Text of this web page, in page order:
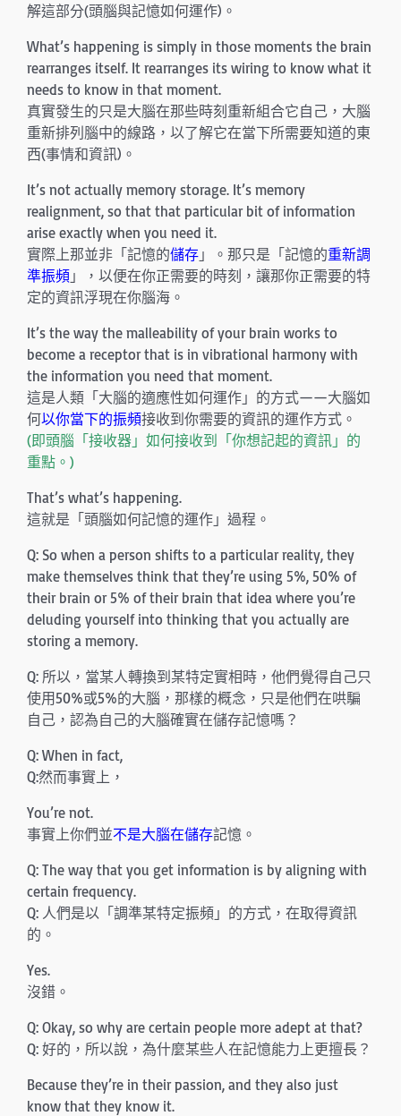
解這部分(頭腦與記憶如何運作)。
What’s happening is simply in those moments the brain
rearranges itself. It rearranges its wiring to know what it
needs to know in that moment.
真實發生的只是大腦在那些時刻重新組合它自己，大腦
重新排列腦中的線路，以了解它在當下所需要知道的東
西(事情和資訊)。
It’s not actually memory storage. It’s memory
realignment, so that that particular bit of information
arise exactly when you need it.
實際上那並非「記憶的儲存 」。那只是「記憶的重新調
準振頻 」，以便在你正需要的時刻，讓那你正需要的特
定的資訊浮現在你腦海。
It’s the way the malleability of your brain works to
become a receptor that is in vibrational harmony with
the information you need that moment.
這是人類「大腦的適應性如何運作」的方式——大腦如
何以你當下的振頻接收到你需要的資訊的運作方式。
(即頭腦「接收器」如何接收到「你想記起的資訊」的
重點。)
That’s what’s happening.
這就是「頭腦如何記憶的運作」過程。
Q: So when a person shifts to a particular reality, they
make themselves think that they’re using 5%, 50% of
their brain or 5% of their brain that idea where you’re
deluding yourself into thinking that you actually are
storing a memory.
Q: 所以，當某人轉換到某特定實相時，他們覺得自己只
使用50%或5%的大腦，那樣的概念，只是他們在哄騙
自己，認為自己的大腦確實在儲存記憶嗎？
Q: When in fact,
Q:然而事實上，
You’re not.
事實上你們並不是大腦在儲存記憶。
Q: The way that you get information is by aligning with
certain frequency.
Q: 人們是以「調準某特定振頻」的方式，在取得資訊
的。
Yes.
沒錯。
Q: Okay, so why are certain people more adept at that?
Q: 好的，所以說，為什麼某些人在記憶能力上更擅長？
Because they’re in their passion, and they also just
know that they know it.